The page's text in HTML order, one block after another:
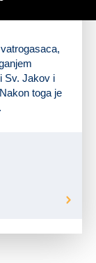
Sv. Jakov i
toga je